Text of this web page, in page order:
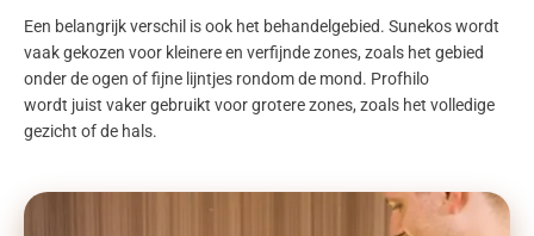
Een belangrijk verschil is ook het behandelgebied. Sunekoswordt
vaak gekozen voor kleinere en verfijnde zones, zoals het gebied
onder de ogen of fijne lijntjes rondom de mond. Profhilo
wordt juist vaker gebruikt voor grotere zones, zoals het volledige
gezicht of de hals.